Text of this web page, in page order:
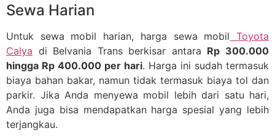
Sewa Harian
Untuk sewa mobil harian, harga sewa mobil Toyota
Calya di Belvania Trans berkisar antara Rp 300.000
hingga Rp 400.000 per hari. Harga ini sudah termasuk
biaya bahan bakar, namun tidak termasuk biaya tol dan
parkir. Jika Anda menyewa mobil lebih dari satu hari,
Anda juga bisa mendapatkan harga spesial yang lebih
terjangkau.